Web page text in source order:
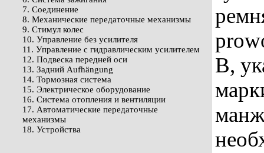
7. Соединение
8. Механические передаточные механизмы
9. Стимул колес
10. Управление без усилителя
11. Управление с гидравлическим усилителем
12. Подвеска передней оси
13. Задний Aufhängung
14. Тормозная система
15. Электрическое оборудование
16. Система отопления и вентиляции
17. Автоматические передаточные
механизмы
18. Устройства
В,